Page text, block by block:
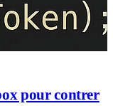
pour contrer